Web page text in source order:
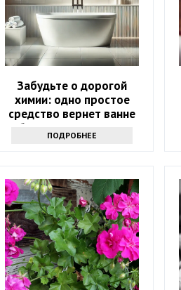
Забудьте о дорогой
химии: одно простое
средство вернет ванне
белизну за 10 минут
ПОДРОБНЕЕ